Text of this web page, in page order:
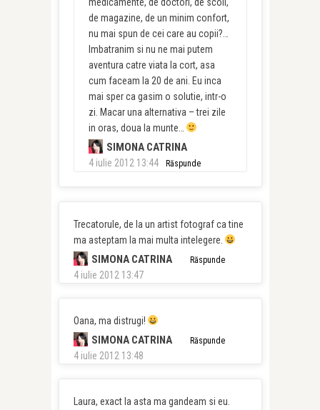
de magazine, de un minim confort,
nu mai spun de cei care au copii?…
Imbatranim si nu ne mai putem
aventura catre viata la cort, asa
cum faceam la 20 de ani. Eu inca
mai sper ca gasim o solutie, intr-o
zi. Macar una alternativa – trei zile
in oras, doua la munte…
SIMONA CATRINA
4 iulie 2012 13:44 Răspunde
Trecatorule, de la un artist fotograf ca tine
ma asteptam la mai multa intelegere.
SIMONA CATRINA
4 iulie 2012 13:47
Răspunde
Oana, ma distrugi!
SIMONA CATRINA
4 iulie 2012 13:48
Răspunde
Laura, exact la asta ma gandeam si eu.